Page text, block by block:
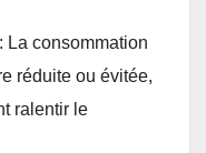
: La consommation
réduite ou évitée,
ralentir le